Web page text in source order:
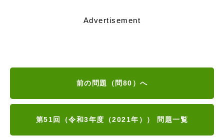
Advertisement
前の問題（問80）へ
第51回（令和3年度（2021年）） 問題一覧